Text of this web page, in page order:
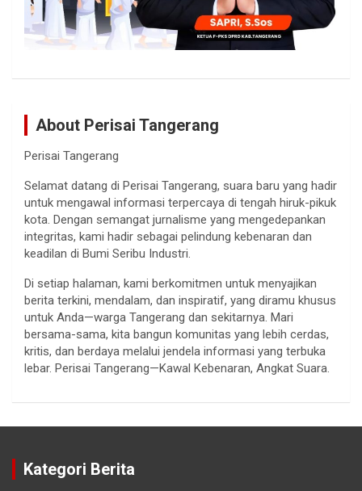
About Perisai Tangerang
Perisai Tangerang
Selamat datang di Perisai Tangerang, suara baru yang hadir
untuk mengawal informasi terpercaya di tengah hiruk-pikuk
kota. Dengan semangat jurnalisme yang mengedepankan
integritas, kami hadir sebagai pelindung kebenaran dan
keadilan di Bumi Seribu Industri.
Di setiap halaman, kami berkomitmen untuk menyajikan
berita terkini, mendalam, dan inspiratif, yang diramu khusus
untuk Anda—warga Tangerang dan sekitarnya. Mari
bersama-sama, kita bangun komunitas yang lebih cerdas,
kritis, dan berdaya melalui jendela informasi yang terbuka
lebar. Perisai Tangerang—Kawal Kebenaran, Angkat Suara.
Kategori Berita